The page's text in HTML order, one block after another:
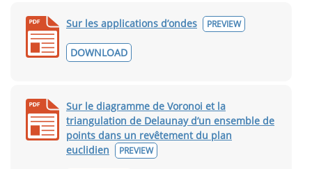
Sur les applications d’ondes PREVIEW
DOWNLOAD
Sur le diagramme de Voronoi et la
triangulation de Delaunay d’un ensemble de
points dans un revêtement du plan
euclidien
PREVIEW